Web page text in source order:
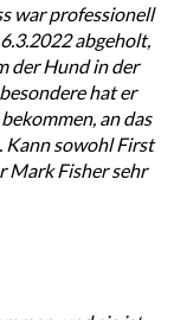
war professionell
abgeholt,
der Hund in der
hat er
an das
Kann sowohl First
Mark Fisher sehr